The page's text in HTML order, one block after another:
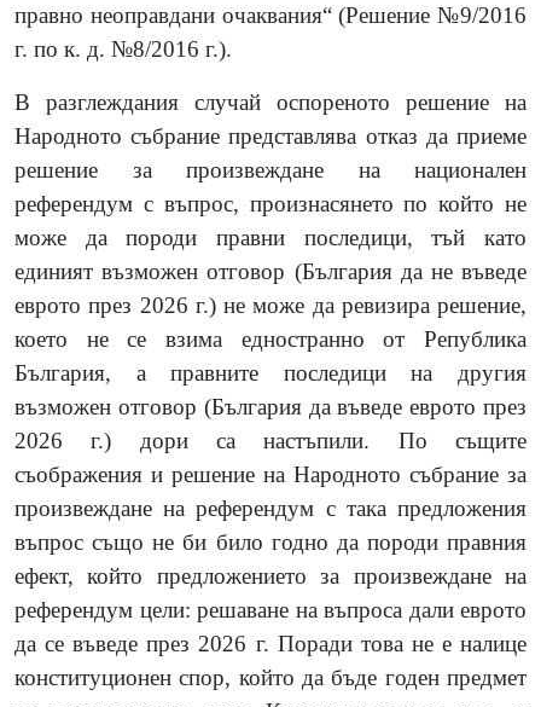
правно неоправдани очаквания“(Решение №9/2016
г. по к. д. №8/2016 г.).
В разглеждания случай оспореното решение на
Народното събрание представлява отказ да приеме
решение за произвеждане на национален
референдум с въпрос, произнасянето по който не
може да породи правни последици, тъй като
единият възможен отговор (България да не въведе
еврото през 2026 г.) не може да ревизира решение,
което не се взима едностранно от Република
България, а правните последици на другия
възможен отговор (България да въведе еврото през
2026 г.) дори са настъпили. По същите
съображения и решение на Народното събрание за
произвеждане на референдум с така предложения
въпрос също не би било годно да породи правния
ефект, който предложението за произвеждане на
референдум цели: решаване на въпроса дали еврото
да се въведе през 2026 г. Поради това не е налице
конституционен спор, който да бъде годен предмет